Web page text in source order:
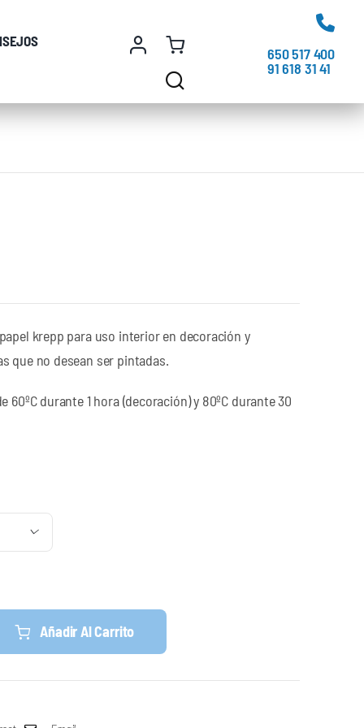
650 517 400
91 618 31 41
krepp para uso interior en decoración y
que no desean ser pintadas.
durante 1 hora (decoración) y 80ºC durante 30

Añadir Al Carrito